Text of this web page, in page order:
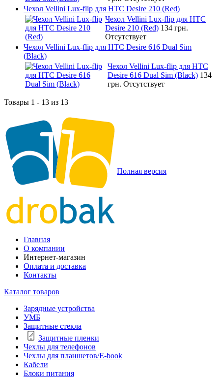
Чехол Vellini Lux-flip для HTC Desire 210 (Red)
Чехол Vellini Lux-flip для HTC
Desire 210 (Red) 134 грн.
Отсутствует
Чехол Vellini Lux-flip для HTC Desire 616 Dual Sim
(Black)
Чехол Vellini Lux-flip для HTC
Desire 616 Dual Sim (Black) 134
грн. Отсутствует
Товары 1 - 13 из 13
Полная версия
Главная
О компании
Интернет-магазин
Оплата и доставка
Контакты
Каталог товаров
Зарядные устройства
УМБ
Защитные стекла
Защитные пленки
Чехлы для телефонов
Чехлы для планшетов/E-book
Кабели
Блоки питания